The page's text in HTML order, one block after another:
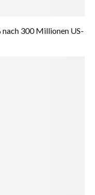
300 Millionen US-